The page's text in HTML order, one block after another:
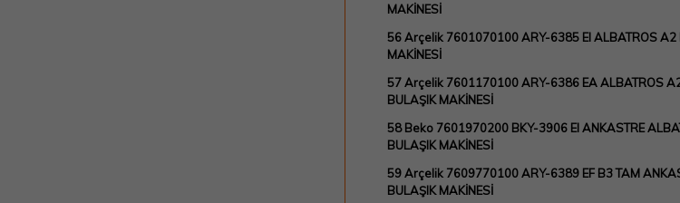
MAKİNESİ
56 Arçelik 7601070100 ARY-6385 EI ALBATROS A2
MAKİNESİ
57 Arçelik 7601170100 ARY-6386 EA ALBATROS
BULAŞIK MAKİNESİ
58 Beko 7601970200 BKY-3906 EI ANKASTRE
BULAŞIK MAKİNESİ
59 Arçelik 7609770100 ARY-6389 EF B3 TAM
BULAŞIK MAKİNESİ